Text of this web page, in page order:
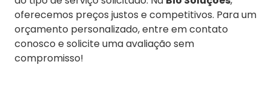
oferecemos preços justos e competitivos. Para um
orçamento personalizado, entre em contato
conosco e solicite uma avaliação sem
compromisso!